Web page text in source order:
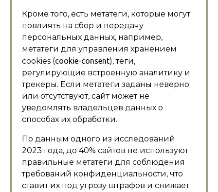
Кроме того, есть метатеги, которые могут
повлиять на сбор и передачу
персональных данных, например,
метатеги для управления хранением
cookies (cookie-consent), теги,
регулирующие встроенную аналитику и
трекеры. Если метатеги заданы неверно
или отсутствуют, сайт может не
уведомлять владельцев данных о
способах их обработки.
По данным одного из исследований
2023 года, до 40% сайтов не используют
правильные метатеги для соблюдения
требований конфиденциальности, что
ставит их под угрозу штрафов и снижает